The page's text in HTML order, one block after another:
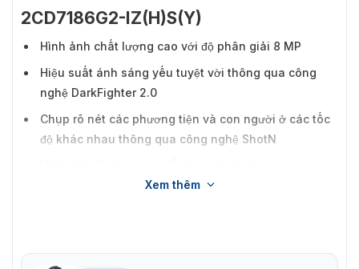
2CD7186G2-IZ(H)S(Y)
Hình ảnh chất lượng cao với độ phân giải 8 MP
Hiệu suất ánh sáng yếu tuyệt vời thông qua công
nghệ DarkFighter 2.0
Chụp rõ nét các phương tiện và con người ở các tốc
độ khác nhau thông qua công nghệ ShotN
mạnh nhờ công nghệ AWDR 140 dB
Xem thêm